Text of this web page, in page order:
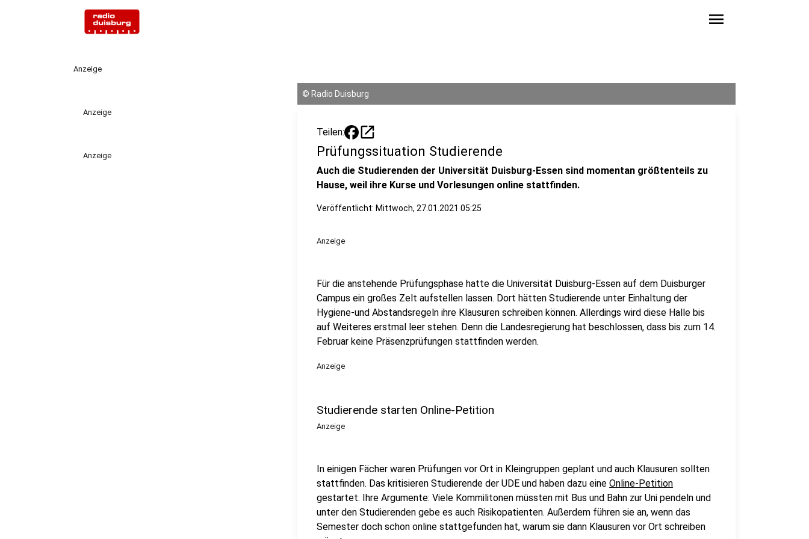
menu
Anzeige
Anzeige
Anzeige
© Radio Duisburg
Teilen: open_in_new
Prüfungssituation Studierende
Auch die Studierenden der Universität Duisburg-Essen sind momentan größtenteils zu
Hause, weil ihre Kurse und Vorlesungen online stattfinden.
Veröffentlicht: Mittwoch, 27.01.2021 05:25
Anzeige
Für die anstehende Prüfungsphase hatte die Universität Duisburg-Essen auf dem Duisburger
Campus ein großes Zelt aufstellen lassen. Dort hätten Studierende unter Einhaltung der
Hygiene-und Abstandsregeln ihre Klausuren schreiben können. Allerdings wird diese Halle bis
auf Weiteres erstmal leer stehen. Denn die Landesregierung hat beschlossen, dass bis zum 14.
Februar keine Präsenzprüfungen stattfinden werden.
Anzeige
Studierende starten Online-Petition
Anzeige
In einigen Fächer waren Prüfungen vor Ort in Kleingruppen geplant und auch Klausuren sollten
stattfinden. Das kritisieren Studierende der UDE und haben dazu eine Online-Petition
gestartet. Ihre Argumente: Viele Kommilitonen müssten mit Bus und Bahn zur Uni pendeln und
unter den Studierenden gebe es auch Risikopatienten. Außerdem führen sie an, wenn das
Semester doch schon online stattgefunden hat, warum sie dann Klausuren vor Ort schreiben